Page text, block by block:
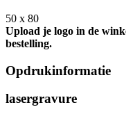
50 x 80
Upload je logo in de
bestelling.
Opdrukinformatie
lasergravure